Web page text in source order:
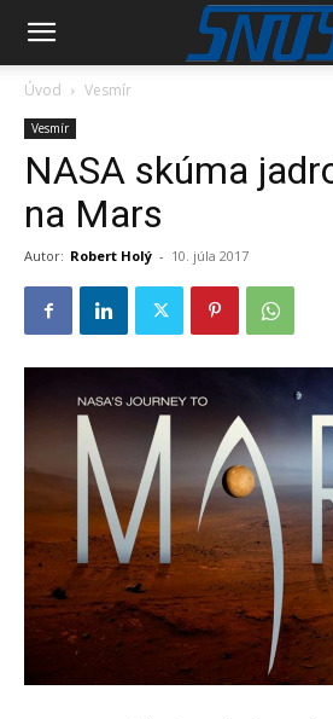
Úvod Vesmír
Vesmír
NASA skúma
na Mars
Autor: Robert Holý - 10. júla 2017